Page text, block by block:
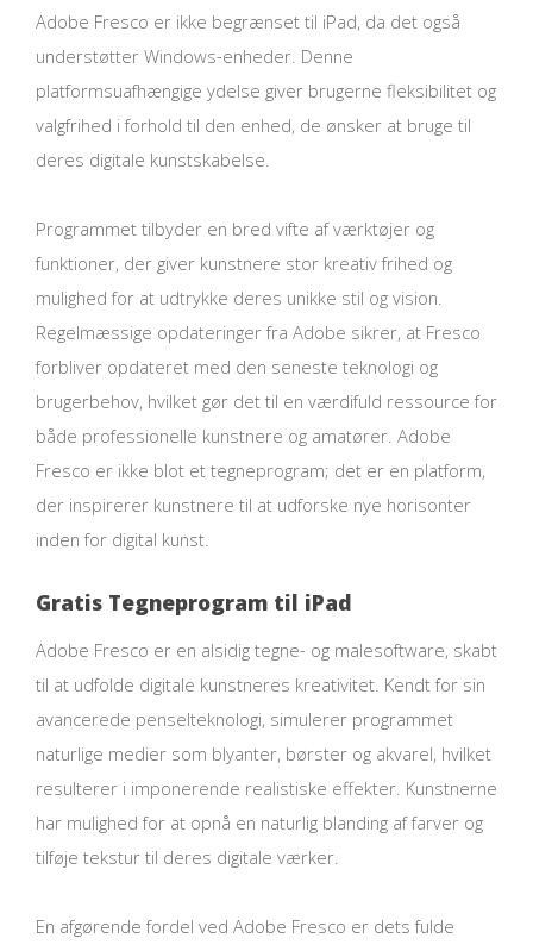
Adobe Fresco er ikke begrænset til iPad, da det også
understøtter Windows-enheder. Denne
platformsuafhængige ydelse giver brugerne fleksibilitet og
valgfrihed i forhold til den enhed, de ønsker at bruge til
deres digitale kunstskabelse.
Programmet tilbyder en bred vifte af værktøjer og
funktioner, der giver kunstnere stor kreativ frihed og
mulighed for at udtrykke deres unikke stil og vision.
Regelmæssige opdateringer fra Adobe sikrer, at Fresco
forbliver opdateret med den seneste teknologi og
brugerbehov, hvilket gør det til en værdifuld ressource for
både professionelle kunstnere og amatører. Adobe
Fresco er ikke blot et tegneprogram; det er en platform,
der inspirerer kunstnere til at udforske nye horisonter
inden for digital kunst.
Gratis Tegneprogram til iPad
Adobe Fresco er en alsidig tegne- og malesoftware, skabt
til at udfolde digitale kunstneres kreativitet. Kendt for sin
avancerede penselteknologi, simulerer programmet
naturlige medier som blyanter, børster og akvarel, hvilket
resulterer i imponerende realistiske effekter. Kunstnerne
har mulighed for at opnå en naturlig blanding af farver og
tilføje tekstur til deres digitale værker.
En afgørende fordel ved Adobe Fresco er dets fulde